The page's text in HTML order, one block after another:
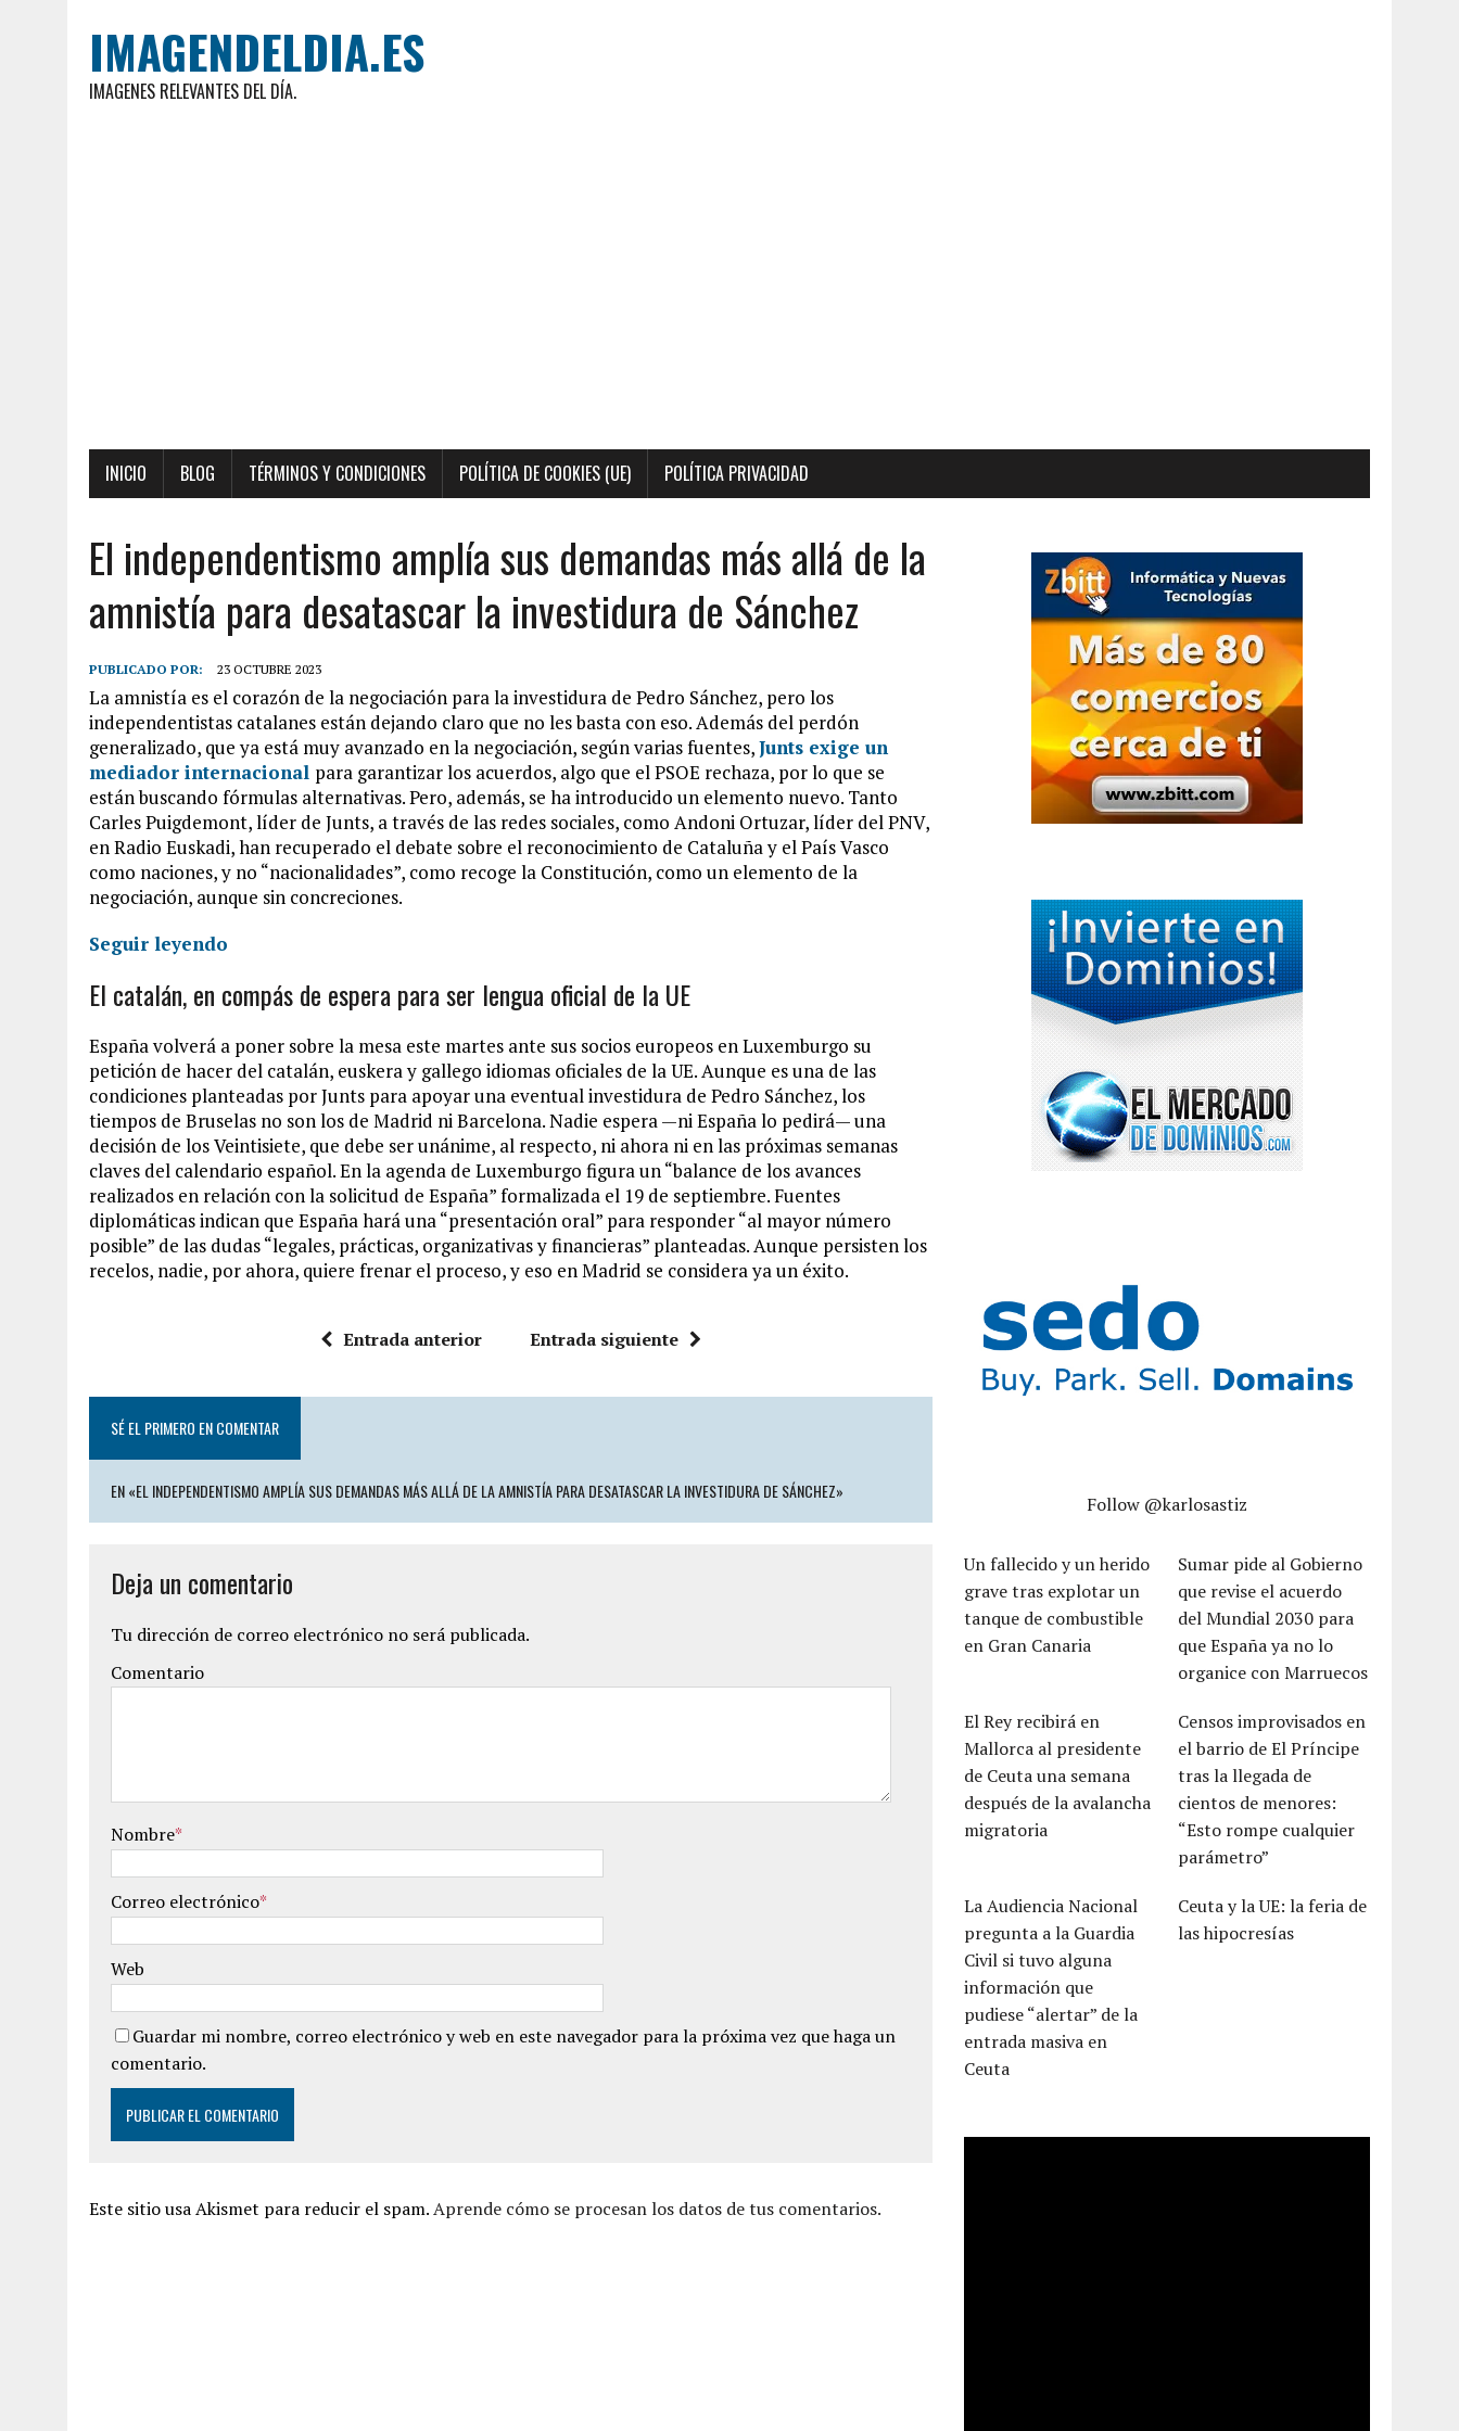
IMAGENDELDIA.ES
IMAGENES RELEVANTES DEL DÍA.
INICIO BLOG TÉRMINOS Y CONDICIONES POLÍTICA DE COOKIES (UE) POLÍTICA PRIVACIDAD
El independentismo amplía sus demandas más allá de la
amnistía para desatascar la investidura de Sánchez
PUBLICADO POR: 23 OCTUBRE 2023
La amnistía es el corazón de la negociación para la investidura de Pedro Sánchez, pero los
independentistas catalanes están dejando claro que no les basta con eso. Además del perdón
generalizado, que ya está muy avanzado en la negociación, según varias fuentes,Junts exige un
mediador internacional para garantizar los acuerdos, algo que el PSOE rechaza, por lo que se
están buscando fórmulas alternativas. Pero, además, se ha introducido un elemento nuevo. Tanto
Carles Puigdemont, líder de Junts, a través de las redes sociales, como Andoni Ortuzar, líder del PNV,
en Radio Euskadi, han recuperado el debate sobre el reconocimiento de Cataluña y el País Vasco
como naciones, y no “nacionalidades”, como recoge la Constitución, como un elemento de la
negociación, aunque sin concreciones.
Seguir leyendo
El catalán, en compás de espera para ser lengua oficial de la UE
España volverá a poner sobre la mesa este martes ante sus socios europeos en Luxemburgo su
petición de hacer del catalán, euskera y gallego idiomas oficiales de la UE. Aunque es una de las
condiciones planteadas por Junts para apoyar una eventual investidura de Pedro Sánchez, los
tiempos de Bruselas no son los de Madrid ni Barcelona. Nadie espera —ni España lo pedirá— una
decisión de los Veintisiete, que debe ser unánime, al respecto, ni ahora ni en las próximas semanas
claves del calendario español. En la agenda de Luxemburgo figura un “balance de los avances
realizados en relación con la solicitud de España” formalizada el 19 de septiembre. Fuentes
diplomáticas indican que España hará una “presentación oral” para responder “al mayor número
posible” de las dudas “legales, prácticas, organizativas y financieras” planteadas. Aunque persisten los
recelos, nadie, por ahora, quiere frenar el proceso, y eso en Madrid se considera ya un éxito.
Entrada anterior Entrada siguiente
SÉ EL PRIMERO EN COMENTAR
EN «EL INDEPENDENTISMO AMPLÍA SUS DEMANDAS MÁS ALLÁ DE LA AMNISTÍA PARA DESATASCAR LA INVESTIDURA DE SÁNCHEZ»
Deja un comentario
Tu dirección de correo electrónico no será publicada.
Comentario
Nombre*
Correo electrónico*
Web
Guardar mi nombre, correo electrónico y web en este navegador para la próxima vez que haga un
comentario.
Este sitio usa Akismet para reducir el spam.Aprende cómo se procesan los datos de tus comentarios.
Follow @karlosastiz
Un fallecido y un herido
grave tras explotar un
tanque de combustible
en Gran Canaria
Sumar pide al Gobierno
que revise el acuerdo
del Mundial 2030 para
que España ya no lo
organice con Marruecos
El Rey recibirá en
Mallorca al presidente
de Ceuta una semana
después de la avalancha
migratoria
Censos improvisados en
el barrio de El Príncipe
tras la llegada de
cientos de menores:
“Esto rompe cualquier
parámetro”
La Audiencia Nacional
pregunta a la Guardia
Civil si tuvo alguna
información que
pudiese “alertar” de la
entrada masiva en
Ceuta
Ceuta y la UE: la feria de
las hipocresías